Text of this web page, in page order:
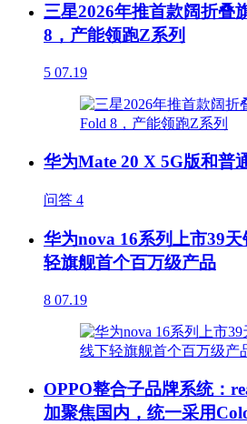
三星2026年推首款阔折叠
8，产能领跑Z系列
5 07.19
华为Mate 20 X 5G版和普
问答 4
华为nova 16系列上市39
轻旗舰首个百万级产品
8 07.19
OPPO整合子品牌系统：
加聚焦国内，统一采用